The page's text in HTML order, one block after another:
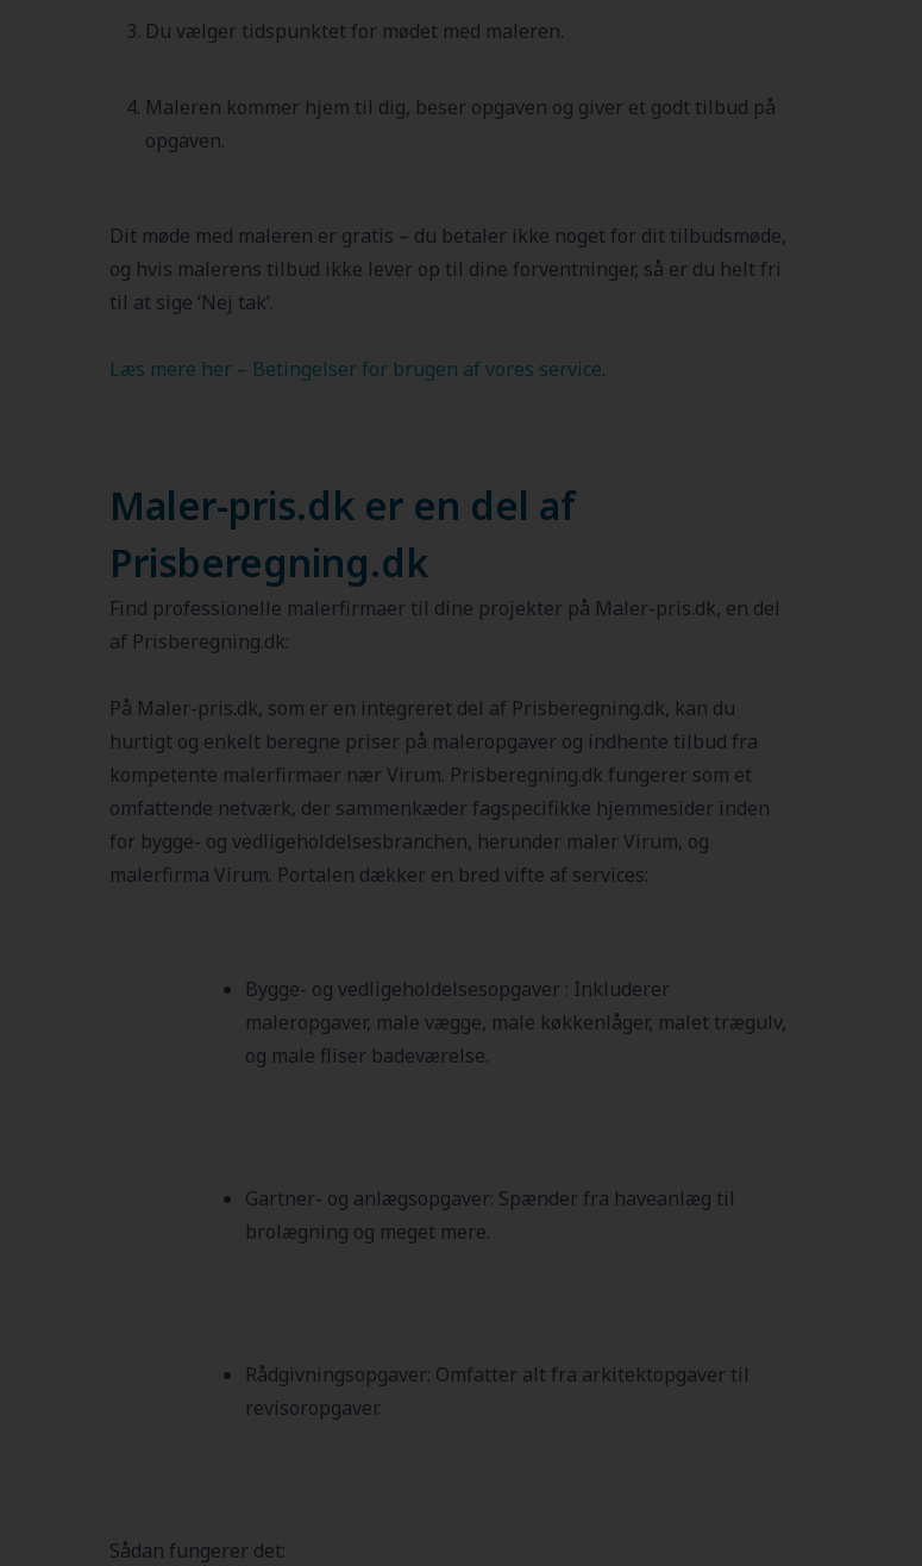
Du vælger tidspunktet for mødet med maleren.
Maleren kommer hjem til dig, beser opgaven og giver et godt tilbud på
opgaven.
Dit møde med maleren er gratis – du betaler ikke noget for dit tilbudsmøde,
og hvis malerens tilbud ikke lever op til dine forventninger, så er du helt fri
til at sige ‘Nej tak’.
Læs mere her – Betingelser for brugen af vores service.
Maler-pris.dk er en del af
Prisberegning.dk
Find professionelle malerfirmaer til dine projekter på Maler-pris.dk, en del
af Prisberegning.dk:
På Maler-pris.dk, som er en integreret del af Prisberegning.dk, kan du
hurtigt og enkelt beregne priser på maleropgaver og indhente tilbud fra
kompetente malerfirmaer nærVirum. Prisberegning.dk fungerer som et
omfattende netværk, der sammenkæder fagspecifikke hjemmesider inden
for bygge- og vedligeholdelsesbranchen, herunder malerVirum, og
malerfirma Virum. Portalen dækker en bred vifte af services:
Bygge- og vedligeholdelsesopgaver : Inkluderer
maleropgaver, male vægge, male køkkenlåger, malet trægulv,
og male fliser badeværelse.
Gartner- og anlægsopgaver: Spænder fra haveanlæg til
brolægning og meget mere.
Rådgivningsopgaver: Omfatter alt fra arkitektopgaver til
revisoropgaver.
Sådan fungerer det: